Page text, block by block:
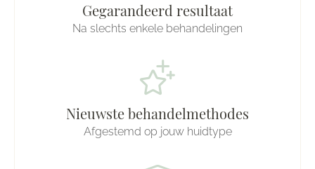
Gegarandeerd resultaat
Na slechts enkele behandelingen
Nieuwste behandelmethodes
Afgestemd op jouw huidtype